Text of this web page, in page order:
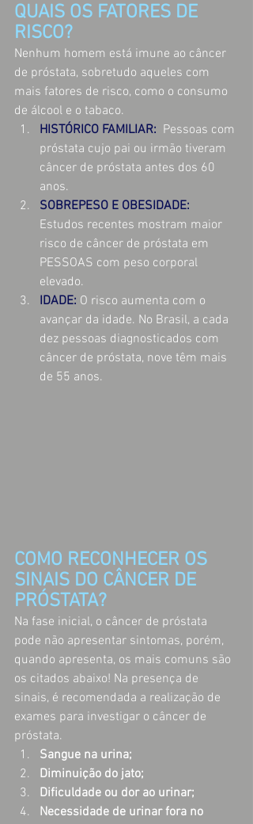
QUAIS OS FATORES DE
RISCO?
Nenhum homem está imune ao câncer
de próstata, sobretudo aqueles com
mais fatores de risco, como o consumo
de álcool e o tabaco.
HISTÓRICO FAMILIAR: Pessoas com
próstata cujo pai ou irmão tiveram
câncer de próstata antes dos 60
anos.
SOBREPESO E OBESIDADE:
Estudos recentes mostram maior
risco de câncer de próstata em
PESSOAS com peso corporal
elevado.
IDADE: O risco aumenta com o
avançar da idade. No Brasil, a cada
dez pessoas diagnosticados com
câncer de próstata, nove têm mais
de 55 anos.
COMO RECONHECER OS
SINAIS DO CÂNCER DE
PRÓSTATA?
Na fase inicial, o câncer de próstata
pode não apresentar sintomas, porém,
quando apresenta, os mais comuns são
os citados abaixo! Na presença de
sinais, é recomendada a realização de
exames para investigar o câncer de
próstata.
Sangue na urina;
Diminuição do jato;
Dificuldade ou dor ao urinar;
Necessidade de urinar fora no